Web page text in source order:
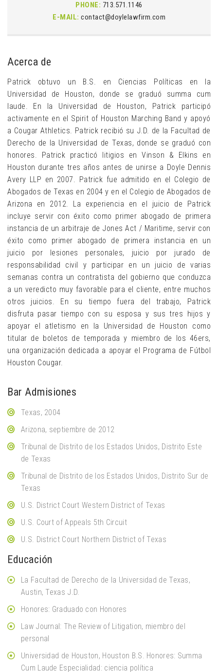
PHONE: 713.571.1146
E-MAIL: contact@doylelawfirm.com
Acerca de
Patrick obtuvo un B.S. en Ciencias Políticas en la
Universidad de Houston, donde se graduó summa cum
laude. En la Universidad de Houston, Patrick participó
activamente en el Spirit of Houston Marching Band y apoyó
a Cougar Athletics. Patrick recibió su J.D. de la Facultad de
Derecho de la Universidad de Texas, donde se graduó con
honores. Patrick practicó litigios en Vinson & Elkins en
Houston durante tres años antes de unirse a Doyle Dennis
Avery LLP en 2007. Patrick fue admitido en el Colegio de
Abogados de Texas en 2004 y en el Colegio de Abogados de
Arizona en 2012. La experiencia en el juicio de Patrick
incluye servir con éxito como primer abogado de primera
instancia de un arbitraje de Jones Act / Maritime, servir con
éxito como primer abogado de primera instancia en un
juicio por lesiones personales, juicio por jurado de
responsabilidad civil y participar en un juicio de varias
semanas contra un contratista del gobierno que conduzca
a un veredicto muy favorable para el cliente, entre muchos
otros juicios. En su tiempo fuera del trabajo, Patrick
disfruta pasar tiempo con su esposa y sus tres hijos y
apoyar el atletismo en la Universidad de Houston como
titular de boletos de temporada y miembro de los 46ers,
una organización dedicada a apoyar el Programa de Fútbol
Houston Cougar.
Bar Admisiones
Texas, 2004
Arizona, septiembre de 2012
Tribunal de Distrito de los Estados Unidos, Distrito Este
de Texas
Tribunal de Distrito de los Estados Unidos, Distrito Sur de
Texas
U.S. District Court Western District of Texas
U.S. Court of Appeals 5th Circuit
U.S. District Court Northern District of Texas
Educación
La Facultad de Derecho de la Universidad de Texas,
Austin, Texas J.D.
Honores: Graduado con Honores
Law Journal: The Review of Litigation, miembro del
personal
Universidad de Houston, Houston B.S. Honores: Summa
Cum Laude Especialidad: ciencia política